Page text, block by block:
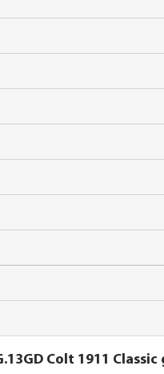
Colt 1911 Classic